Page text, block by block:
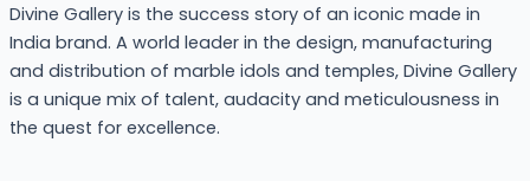
Divine Gallery is the success story of an iconic made in
India brand. A world leader in the design, manufacturing
and distribution of marble idols and temples, Divine Gallery
is a unique mix of talent, audacity and meticulousness in
the quest for excellence.